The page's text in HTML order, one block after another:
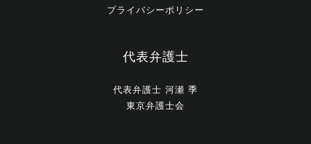
プライバシーポリシー
代表弁護士
代表弁護士 河瀬 季
東京弁護士会